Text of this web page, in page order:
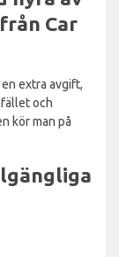
Car
extra avgift,
och
kör man på